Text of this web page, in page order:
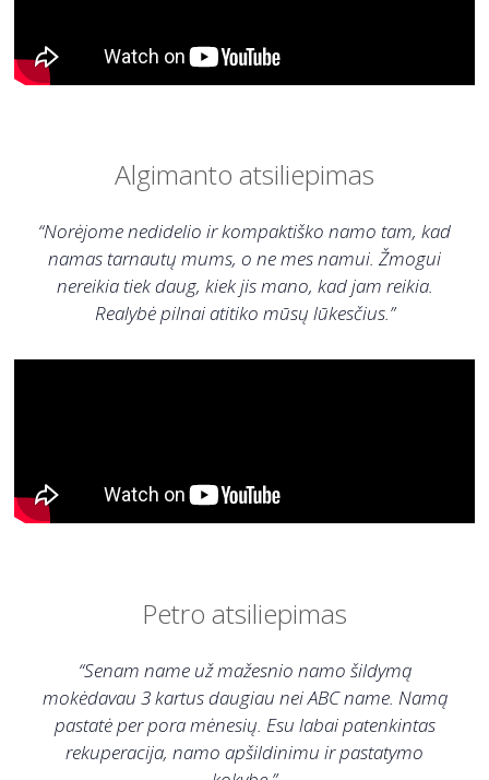
Algimanto atsiliepimas
“Norėjome nedidelio ir kompaktiško namo tam, kad
namas tarnautų mums, o ne mes namui. Žmogui
nereikia tiek daug, kiek jis mano, kad jam reikia.
Realybė pilnai atitiko mūsų lūkesčius.”
Petro atsiliepimas
“Senam name už mažesnio namo šildymą
mokėdavau 3 kartus daugiau nei ABC name. Namą
pastatė per pora mėnesių. Esu labai patenkintas
rekuperacija, namo apšildinimu ir pastatymo